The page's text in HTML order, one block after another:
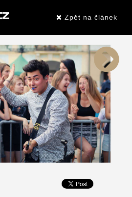
Zpět na článek